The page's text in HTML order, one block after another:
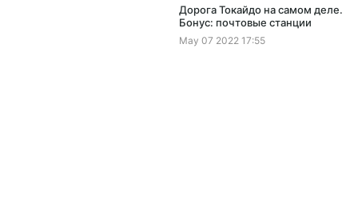
Дорога Токайдо на самом деле.
Бонус: почтовые станции
May 07 2022 17:55